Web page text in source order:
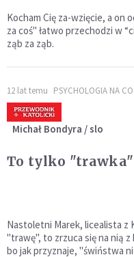
Kocham Cię za-wzięcie, a on
za coś" łatwo przechodzi w
ząb za ząb.
12 lat temu PSYCHOLOGIA NA
Michał Bondyra / slo
To tylko
Nastoletni Marek, licealista z
"trawę", to zrzuca się na nią
bo jak przyznaje, "świństwa